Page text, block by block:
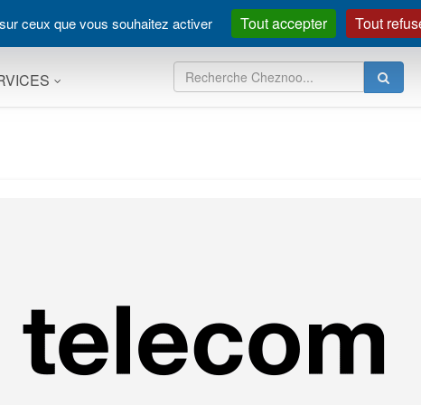
ceux que vous souhaitez activer Tout accepter Tout